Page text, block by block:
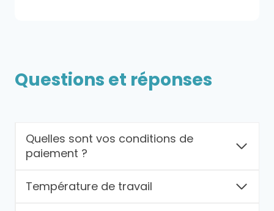
Questions et réponses
Quelles sont vos conditions de
paiement ?
Température de travail